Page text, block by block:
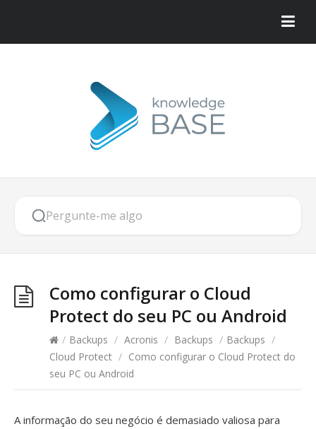
Como configurar o Cloud
Protect do seu PC ou Android
/ Backups / Acronis / Backups / Backups /
Cloud Protect / Como configurar o Cloud Protect do
seu PC ou Android
A informação do seu negócio é demasiado valiosa para